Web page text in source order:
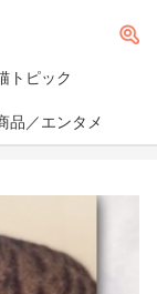
トピック
品／エンタメ